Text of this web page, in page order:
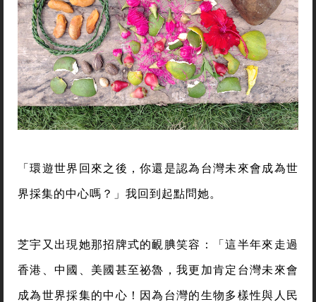
「環遊世界回來之後，你還是認為台灣未來會成為世
界採集的中心嗎？」我回到起點問她。
芝宇又出現她那招牌式的靦腆笑容：「這半年來走過
香港、中國、美國甚至祕魯，我更加肯定台灣未來會
成為世界採集的中心！因為台灣的生物多樣性與人民